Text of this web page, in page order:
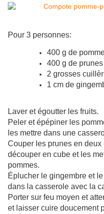
Pour 3 personnes:
400 g de
400 g de
2 grosses
1 cm de
Laver et égoutter les fruits.
Peler et épépiner les
les mettre dans une
Couper les prunes en deux
découper en cube et les
pommes.
Éplucher le gingembre et
dans la casserole avec la
Porter sur feu moyen et
et laisser cuire doucement